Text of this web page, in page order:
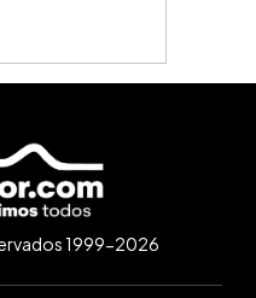
1999-2026